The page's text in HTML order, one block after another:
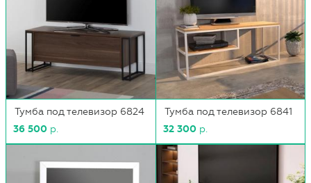
Тумба под телевизор 6824
36 500 р.
Тумба под телевизор 6841
32 300 р.